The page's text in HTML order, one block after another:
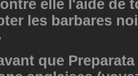
elle l'aide de
les barbares
que